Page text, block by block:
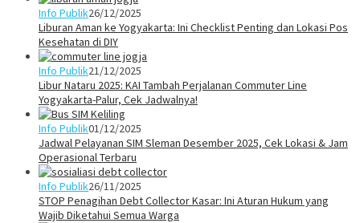
Info Publik26/12/2025
Liburan Aman ke Yogyakarta: Ini Checklist Penting dan Lokasi Pos
Kesehatan di DIY
Info Publik21/12/2025
Libur Nataru 2025: KAI Tambah Perjalanan Commuter Line
Yogyakarta-Palur, Cek Jadwalnya!
Info Publik01/12/2025
Jadwal Pelayanan SIM Sleman Desember 2025, Cek Lokasi & Jam
Operasional Terbaru
Info Publik26/11/2025
STOP Penagihan Debt Collector Kasar: Ini Aturan Hukum yang
Wajib Diketahui Semua Warga